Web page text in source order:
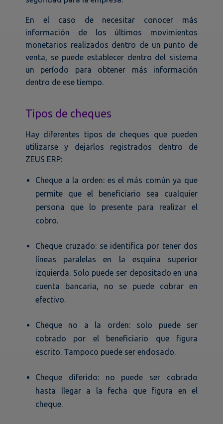
En el caso de necesitar conocer más
información de los últimos movimientos
monetarios realizados dentro de un punto de
venta, se puede establecer dentro del sistema
un período para obtener más información
dentro de ese tiempo.
Tipos de cheques
Hay diferentes tipos de cheques que pueden
utilizarse y dejarlos registrados dentro de
ZEUS ERP:
Cheque a la orden: es el más común ya que
permite que el beneficiario sea cualquier
persona que lo presente para realizar el
cobro.
Cheque cruzado: se identifica por tener dos
líneas paralelas en la esquina superior
izquierda. Solo puede ser depositado en una
cuenta bancaria, no se puede cobrar en
efectivo.
Cheque no a la orden: solo puede ser
cobrado por el beneficiario que figura
escrito. Tampoco puede ser endosado.
Cheque diferido: no puede ser cobrado
hasta llegar a la fecha que figura en el
cheque.